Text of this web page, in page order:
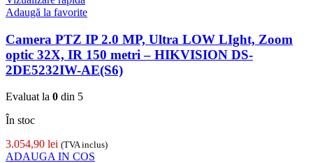
Adaugă la favorite
Camera PTZ IP 2.0 MP, Ultra LOW LIght, Zoom
optic 32X, IR 150 metri – HIKVISION DS-
2DE5232IW-AE(S6)
Evaluat la 0 din 5
În stoc
3.054,90 lei (TVA inclus)
ADAUGA IN COS